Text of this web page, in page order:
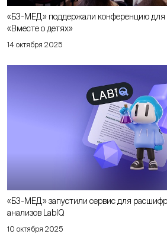
14 октября 2025
«Б3-МЕД» поддержали конференцию для
«Вместе о детях»
10 октября 2025
«Б3-МЕД» запустили сервис для
анализов LabIQ